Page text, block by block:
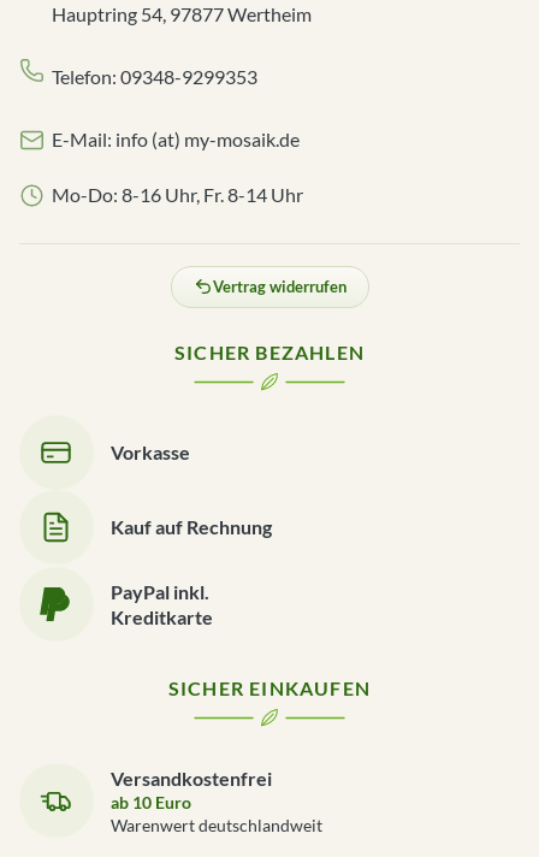
Hauptring 54, 97877 Wertheim
Telefon: 09348-9299353
E-Mail: info (at) my-mosaik.de
Mo-Do: 8-16 Uhr, Fr. 8-14 Uhr
Vertrag widerrufen
SICHER BEZAHLEN
Vorkasse
Kauf auf Rechnung
PayPal inkl.
Kreditkarte
SICHER EINKAUFEN
Versandkostenfrei
ab 10 Euro
Warenwert deutschlandweit